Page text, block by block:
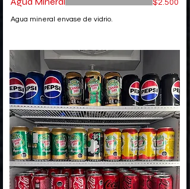
Agua mineral envase de vidrio.
$2.500